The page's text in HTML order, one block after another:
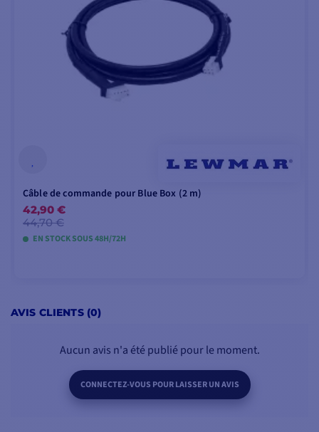
Câble de commande pour Blue Box (2 m)
42,90 €
44,70 €
EN STOCK SOUS 48H/72H
AVIS CLIENTS (0)
Aucun avis n'a été publié pour le moment.
CONNECTEZ-VOUS POUR LAISSER UN AVIS